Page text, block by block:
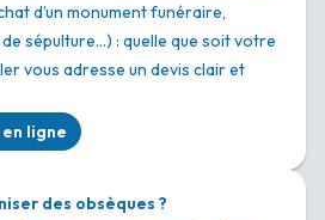
d’un monument funéraire,
sépulture…) : quelle que soit votre
vous adresse un devis clair et
ligne
des obsèques ?